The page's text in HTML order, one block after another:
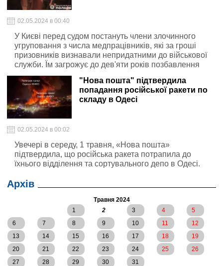
02.05.2024 в 00:40
У Києві перед судом постануть члени злочинного
угруповання з числа медпрацівників, які за гроші
призовників визнавали непридатними до військової
служби. Їм загрожує до дев'яти років позбавлення
волі із конфіскацією майна.
"Нова пошта" підтвердила
попадання російської ракети по
складу в Одесі
02.05.2024 в 00:02
Увечері в середу, 1 травня, «Нова пошта»
підтвердила, що російська ракета потрапила до
їхнього відділення та сортувального депо в Одесі.
Архів
Травня 2024
1
2 3 4
5
6
7 8 9 10 11
12
13
14 15 16 17 18
19
20
21 22 23 24 25
26
27
28 29 30 31